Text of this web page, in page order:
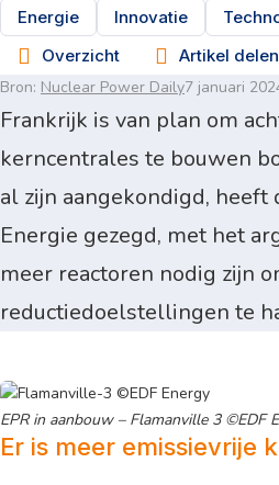
Energie Innovatie
Overzicht
Artikel delen
Bron: Nuclear Power Daily7 januari
Frankrijk is van plan om
kerncentrales te bouwen
al zijn aangekondigd, heeft
Energie gezegd, met het
meer reactoren nodig zijn
reductiedoelstellingen te
EPR in aanbouw – Flamanville 3 ©EDF
Er is meer emissievrije